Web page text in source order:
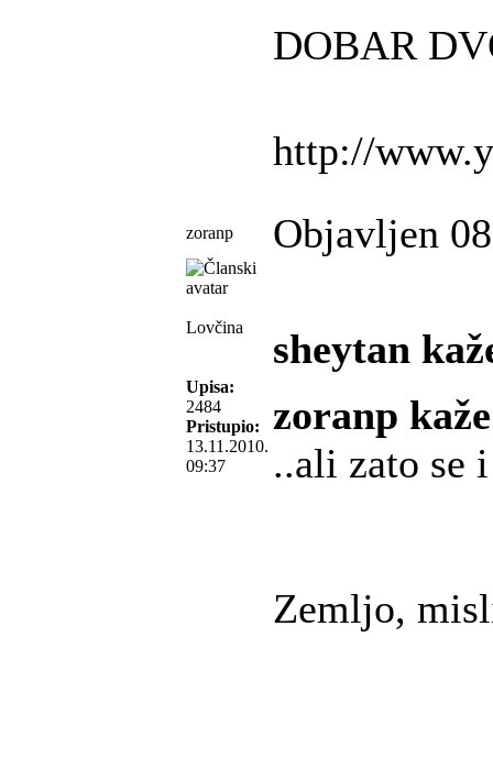
DOBAR
http://
zoranp Objavljen
Lovčina
Upisa:
2484
Pristupio:
13.11.2010.
09:37
sheytan
zoranp
..ali zato se
Zemljo,